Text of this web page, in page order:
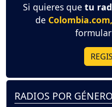
Si quieres que tu
de Colombia.com,
RADIOS POR